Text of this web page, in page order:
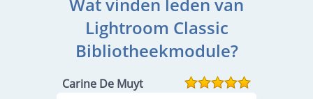
Lightroom Classic
Bibliotheekmodule?
Carine De Muyt